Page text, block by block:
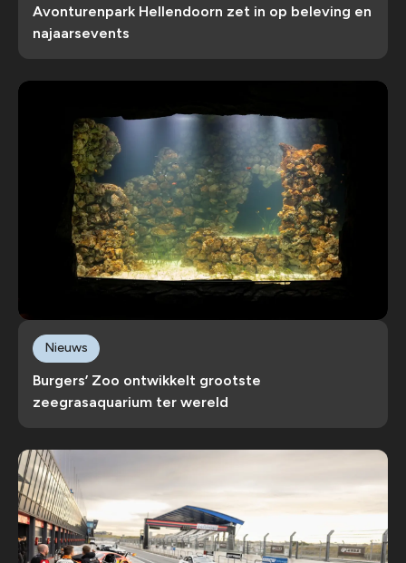
Avonturenpark Hellendoorn zet in op beleving en
najaarsevents
Burgers’ Zoo ontwikkelt grootste
zeegrasaquarium ter wereld
Nieuws